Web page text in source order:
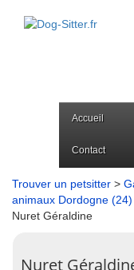
Accueil
Contact
Trouver un petsitter >
animaux Dordogne (24)
Nuret Géraldine
Nuret